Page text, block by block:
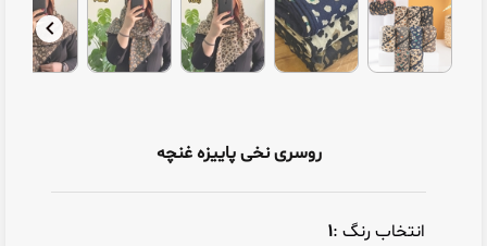
روسری نخی پاییزه غنچه
انتخاب رنگ :۱